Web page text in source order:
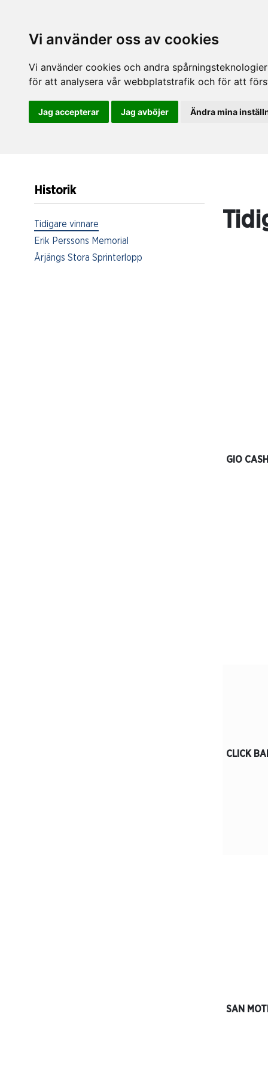
Vi använder oss av cookies
Vi använder cookies och andra
för att analysera vår webbplatstrafik och för att
Jag accepterar Jag avböjer Ändra mina
Historik
Tidigare vinnare
Erik Perssons Memorial
Årjängs Stora Sprinterlopp
GIO CASH
CLICK
SAN